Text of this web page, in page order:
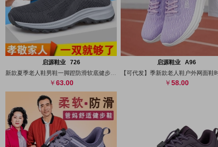
代发
启源鞋业 726
新款夏季老人鞋男鞋一脚蹬防滑软底健步鞋超
63.00
代发
启源鞋业 A96
58.00